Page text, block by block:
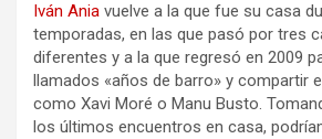
Iván Ania vuelve a la que fue su casa
temporadas, en las que pasó por tres
diferentes y a la que regresó en 2009
llamados «años de barro» y compartir
como Xavi Moré o Manu Busto.
los últimos encuentros en casa,